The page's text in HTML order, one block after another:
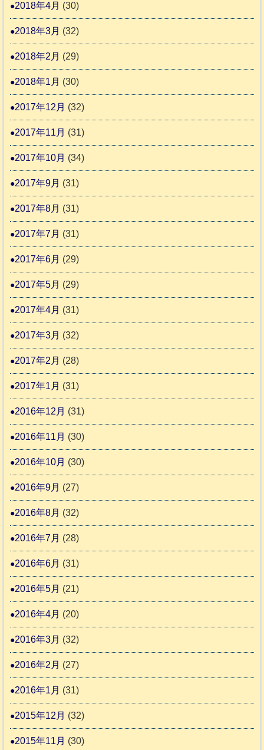
2018年4月 (30)
2018年3月 (32)
2018年2月 (29)
2018年1月 (30)
2017年12月 (32)
2017年11月 (31)
2017年10月 (34)
2017年9月 (31)
2017年8月 (31)
2017年7月 (31)
2017年6月 (29)
2017年5月 (29)
2017年4月 (31)
2017年3月 (32)
2017年2月 (28)
2017年1月 (31)
2016年12月 (31)
2016年11月 (30)
2016年10月 (30)
2016年9月 (27)
2016年8月 (32)
2016年7月 (28)
2016年6月 (31)
2016年5月 (21)
2016年4月 (20)
2016年3月 (32)
2016年2月 (27)
2016年1月 (31)
2015年12月 (32)
2015年11月 (30)